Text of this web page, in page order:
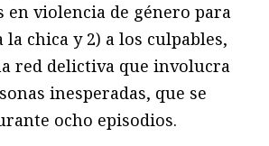
en violencia de género para
chica y 2) a los culpables,
red delictiva que involucra
inesperadas, que se
ocho episodios.